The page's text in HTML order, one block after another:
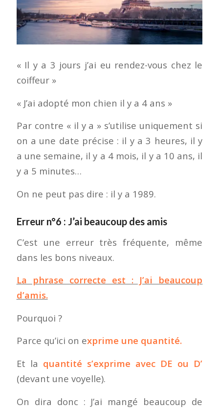
« Il y a 3 jours j’ai eu rendez-vous chez le
coiffeur »
« J’ai adopté mon chien il y a 4 ans »
Par contre « il y a » s’utilise uniquement si
on a une date précise : il y a 3 heures, il y
a une semaine, il y a 4 mois, il y a 10 ans, il
y a 5 minutes…
On ne peut pas dire : il y a 1989.
Erreur n°6 : J’ai beaucoup des amis
C’est une erreur très fréquente, même
dans les bons niveaux.
La phrase correcte est : J’ai beaucoup
d’amis.
Pourquoi ?
Parce qu’ici on exprime une quantité.
Et la quantité s’exprime avec DE ou D’
(devant une voyelle).
On dira donc : J’ai mangé beaucoup de